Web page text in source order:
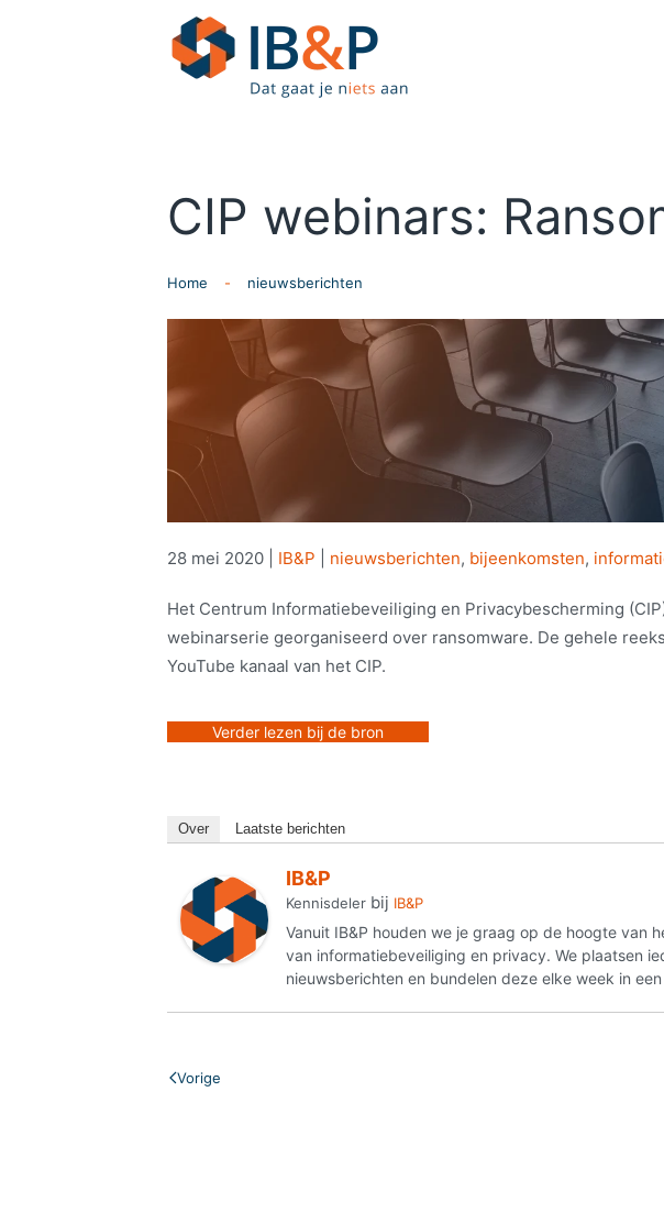
Skip to main content
CIP webinars:
Home nieuwsberichten
28 mei 2020 IB&P nieuwsberichten, bijeenkomsten,
Het Centrum Informatiebeveiliging en Privacybescherming
webinarserie georganiseerd over ransomware. De gehele
YouTube kanaal van het CIP.
Verder lezen bij de bron
Over Laatste berichten
IB&P
Kennisdeler bij IB&P
Vanuit IB&P houden we je graag op de hoogte van
van informatiebeveiliging en privacy. We plaatsen
nieuwsberichten en bundelen deze elke week in
Vorige